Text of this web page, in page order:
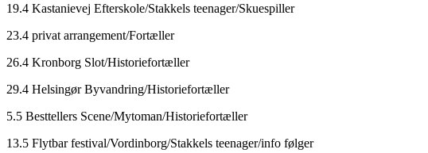
19.4 Kastanievej Efterskole/Stakkels teenager/Skuespiller
23.4 privat arrangement/Fortæller
26.4 Kronborg Slot/Historiefortæller
29.4 Helsingør Byvandring/Historiefortæller
5.5 Besttellers Scene/Mytoman/Historiefortæller
13.5 Flytbar festival/Vordinborg/Stakkels teenager/info følger